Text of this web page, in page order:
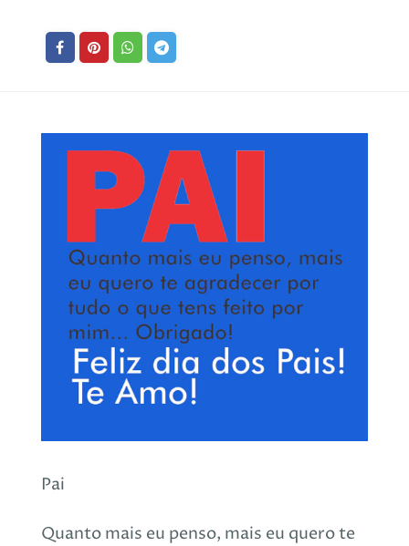
Pai
Quanto mais eu penso, mais eu quero te